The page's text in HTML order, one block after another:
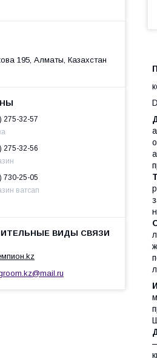
195, Алматы, Казахстан
275-32-57
275-32-56
730-25-05
ватсап